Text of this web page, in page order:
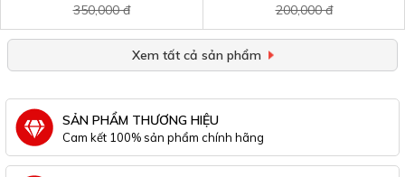
350,000 đ 200,000 đ
Xem tất cả sản phẩm
SẢN PHẨM THƯƠNG HIỆU
Cam kết 100% sản phẩm chính hãng